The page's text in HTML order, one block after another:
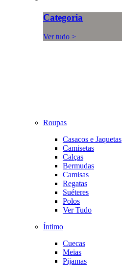
Categoria
Ver tudo >
Roupas
Casacos e Jaquetas
Camisetas
Calças
Bermudas
Camisas
Regatas
Suéteres
Polos
Ver Tudo
Íntimo
Cuecas
Meias
Pijamas